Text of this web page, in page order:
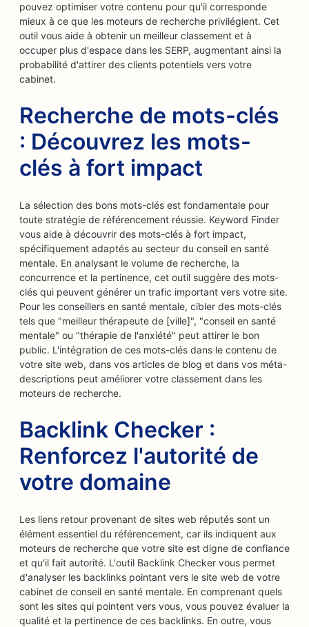
pouvez optimiser votre contenu pour qu'il corresponde
mieux à ce que les moteurs de recherche privilégient. Cet
outil vous aide à obtenir un meilleur classement et à
occuper plus d'espace dans les SERP, augmentant ainsi la
probabilité d'attirer des clients potentiels vers votre
cabinet.
Recherche de mots-clés
: Découvrez les mots-
clés à fort impact
La sélection des bons mots-clés est fondamentale pour
toute stratégie de référencement réussie. Keyword Finder
vous aide à découvrir des mots-clés à fort impact,
spécifiquement adaptés au secteur du conseil en santé
mentale. En analysant le volume de recherche, la
concurrence et la pertinence, cet outil suggère des mots-
clés qui peuvent générer un trafic important vers votre site.
Pour les conseillers en santé mentale, cibler des mots-clés
tels que "meilleur thérapeute de [ville]", "conseil en santé
mentale" ou "thérapie de l'anxiété" peut attirer le bon
public. L'intégration de ces mots-clés dans le contenu de
votre site web, dans vos articles de blog et dans vos méta-
descriptions peut améliorer votre classement dans les
moteurs de recherche.
Backlink Checker :
Renforcez l'autorité de
votre domaine
Les liens retour provenant de sites web réputés sont un
élément essentiel du référencement, car ils indiquent aux
moteurs de recherche que votre site est digne de confiance
et qu'il fait autorité. L'outil Backlink Checker vous permet
d'analyser les backlinks pointant vers le site web de votre
cabinet de conseil en santé mentale. En comprenant quels
sont les sites qui pointent vers vous, vous pouvez évaluer la
qualité et la pertinence de ces backlinks. En outre, vous